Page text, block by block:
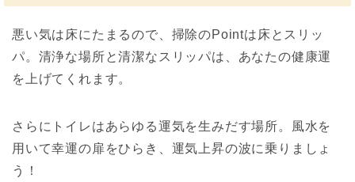
悪い気は床にたまるので、掃除のPointは床とスリッ
パ。清浄な場所と清潔なスリッパは、あなたの健康運
を上げてくれます。
さらにトイレはあらゆる運気を生みだす場所。風水を
用いて幸運の扉をひらき、運気上昇の波に乗りましょ
う！